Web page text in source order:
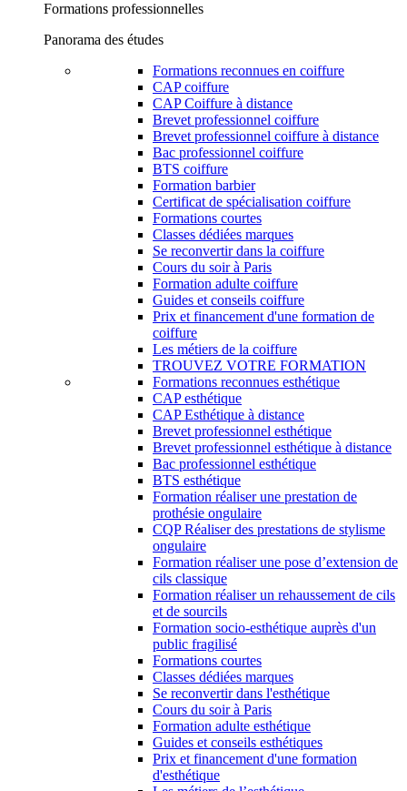
Formations professionnelles
Panorama des études
Formations reconnues en coiffure
CAP coiffure
CAP Coiffure à distance
Brevet professionnel coiffure
Brevet professionnel coiffure à distance
Bac professionnel coiffure
BTS coiffure
Formation barbier
Certificat de spécialisation coiffure
Formations courtes
Classes dédiées marques
Se reconvertir dans la coiffure
Cours du soir à Paris
Formation adulte coiffure
Guides et conseils coiffure
Prix et financement d'une formation de
coiffure
Les métiers de la coiffure
TROUVEZ VOTRE FORMATION
Formations reconnues esthétique
CAP esthétique
CAP Esthétique à distance
Brevet professionnel esthétique
Brevet professionnel esthétique à distance
Bac professionnel esthétique
BTS esthétique
Formation réaliser une prestation de
prothésie ongulaire
CQP Réaliser des prestations de stylisme
ongulaire
Formation réaliser une pose d’extension de
cils classique
Formation réaliser un rehaussement de cils
et de sourcils
Formation socio-esthétique auprès d'un
public fragilisé
Formations courtes
Classes dédiées marques
Se reconvertir dans l'esthétique
Cours du soir à Paris
Formation adulte esthétique
Guides et conseils esthétiques
Prix et financement d'une formation
d'esthétique